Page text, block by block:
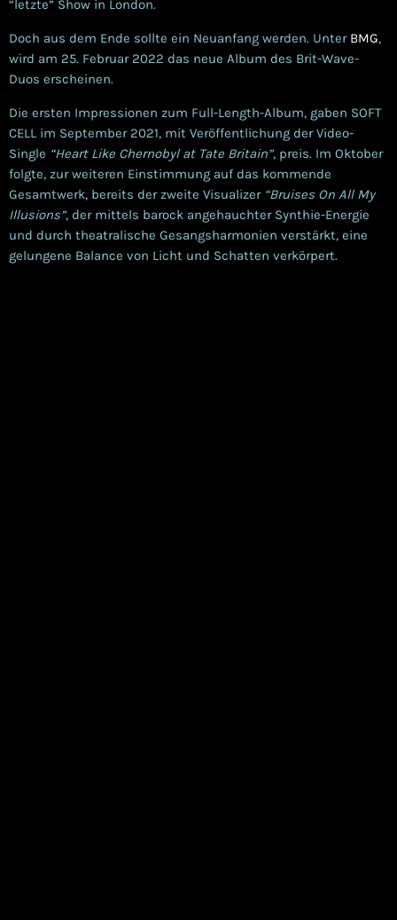
“letzte” Show in London.
Doch aus dem Ende sollte ein Neuanfang werden. Unter BMG,
wird am 25. Februar 2022 das neue Album des Brit-Wave-
Duos erscheinen.
Die ersten Impressionen zum Full-Length-Album, gaben SOFT
CELL im September 2021, mit Veröffentlichung der Video-
Single “Heart Like Chernobyl at Tate Britain”, preis. Im Oktober
folgte, zur weiteren Einstimmung auf das kommende
Gesamtwerk, bereits der zweite Visualizer “Bruises On All My
Illusions”, der mittels barock angehauchter Synthie-Energie
und durch theatralische Gesangsharmonien verstärkt, eine
gelungene Balance von Licht und Schatten verkörpert.